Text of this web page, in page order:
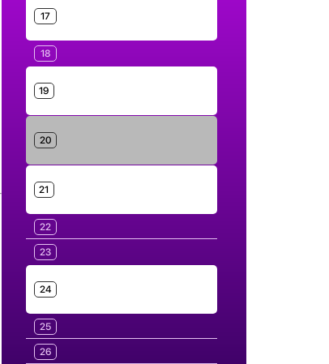
17
18
19
20
21
22
23
24
25
26